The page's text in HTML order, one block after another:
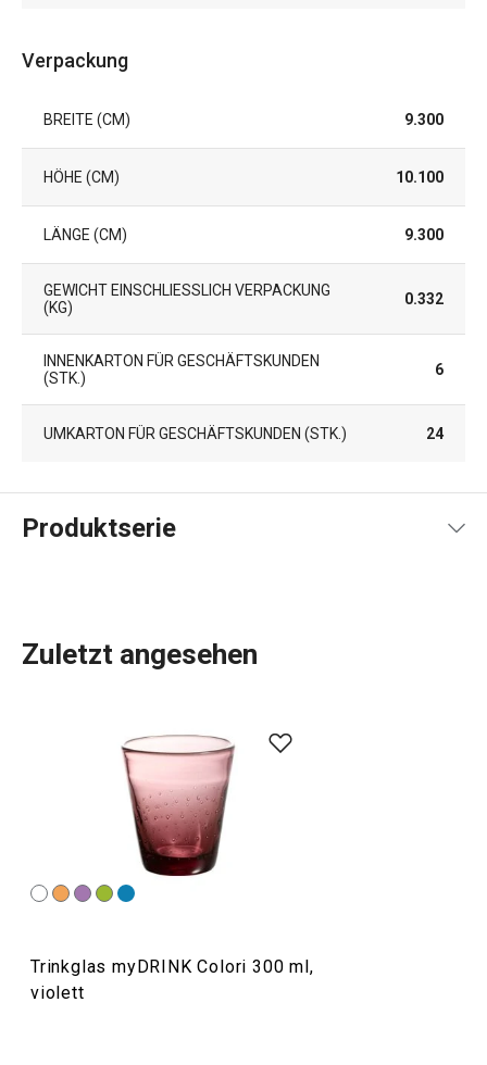
Verpackung
BREITE (CM) 9.300
HÖHE (CM) 10.100
LÄNGE (CM) 9.300
GEWICHT EINSCHLIESSLICH VERPACKUNG (
KG)
0.332
INNENKARTON FÜR GESCHÄFTSKUNDEN
(STK.)
6
UMKARTON FÜR GESCHÄFTSKUNDEN (STK.) 24
Produktserie
Eiswürfelbereitersowie und Filterkessel. Alles, was Sie
zum Servieren von
Getränken
myDRINK-Sortiment aufgenommen. Unsere
alkoholfreie und alkoholische Getränke
zeitlosen Look und ein einzigartiges Design.
Zuletzt angesehen
Trinkglas myDRINK Colori 300 ml,
violett